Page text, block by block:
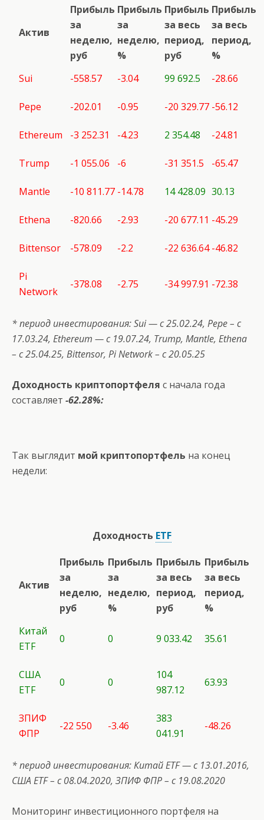
Актив
Прибыль
за
неделю,
руб
Прибыль
за
неделю,
%
Прибыль
за весь
период,
руб
Прибыль
за весь
период,
%
Sui
-558.57 -3.04 99 692.5 -28.66
Pepe -202.01 -0.95 -20 329.77 -56.12
Ethereum -3 252.31 -4.23 2 354.48 -24.81
Trump -1 055.06 -6 -31 351.5 -65.47
Mantle -10 811.77 -14.78 14 428.09 30.13
Ethena -820.66 -2.93 -20 677.11 -45.29
Bittensor -578.09 -2.2 -22 636.64 -46.82
Pi
Network
-378.08 -2.75 -34 997.91 -72.38
* период инвестирования:Sui— с 25.02.24, Pepe– с
17.03.24, Ethereum — с 19.07.24, Trump, Mantle, Ethena
– с 25.04.25, Bittensor, PiNetwork– с 20.05.25
Доходность криптопортфеля с начала года
составляет -62.28%:
Так выглядит мой криптопортфель на конец
недели:
Доходность ETF
Актив
Прибыль
за
неделю,
руб
Прибыль
за
неделю,
%
Прибыль
за весь
период,
руб
Прибыль
за весь
период,
%
Китай
ETF
0 0 9 033.42 35.61
США
ETF
0 0
104
987.12
63.93
ЗПИФ
ФПР
-22 550 -3.46
383
041.91
-48.26
* период инвестирования: Китай ETF — с 13.01.2016,
США ETF– с 08.04.2020, ЗПИФ ФПР – с 19.08.2020
Мониторинг инвестиционного портфеля на